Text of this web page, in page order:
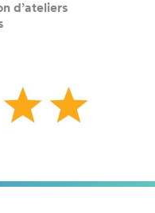
d’ateliers